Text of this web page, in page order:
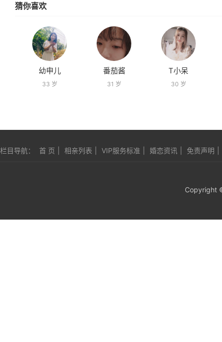
猜你喜欢
幼申儿
33 岁
番茄酱
31 岁
T小呆
30 岁
栏目导航： 首 页 相亲列表 VIP服务标准 婚恋资讯 免责声明
Copyright